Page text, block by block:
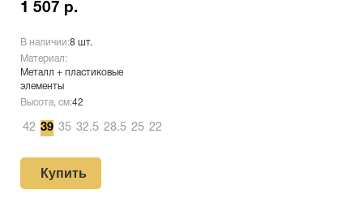
1 507 р.
В наличии:8 шт.
Материал:
Металл + пластиковые
элементы
Высота, см:42
42 39 35 32.5 28.5 25 22
Купить